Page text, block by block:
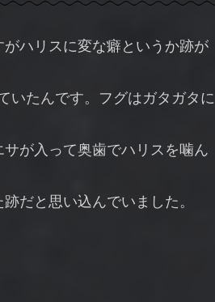
ハリスに変な癖というか跡が
いたんです。フグはガタガタに
が入って奥歯でハリスを噛ん
だと思い込んでいました。